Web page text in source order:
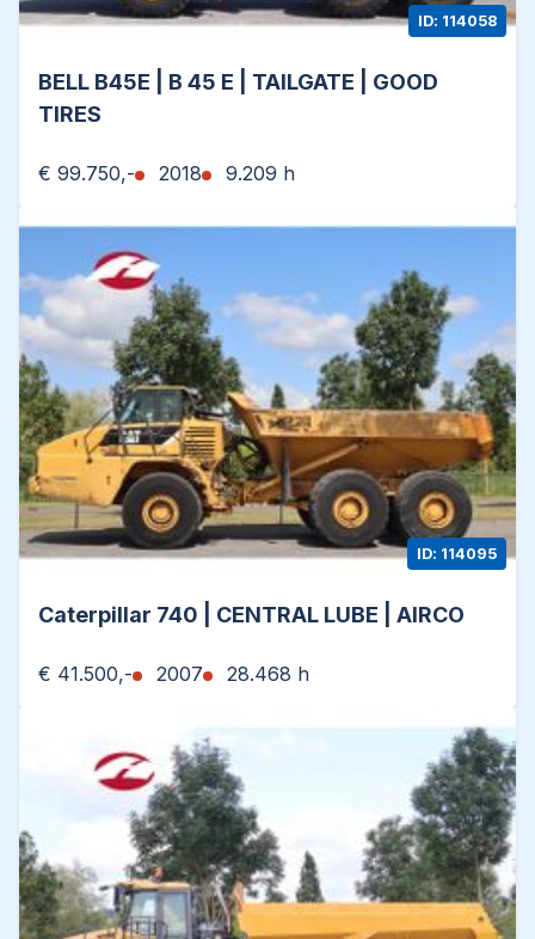
BELL B45E | B 45 E | TAILGATE | GOOD
TIRES
€ 99.750,- 2018 9.209 h
ID: 114058
Caterpillar 740 | CENTRAL LUBE | AIRCO
€ 41.500,- 2007 28.468 h
ID: 114095